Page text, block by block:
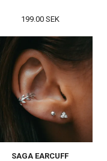
199.00 SEK
SAGA EARCUFF